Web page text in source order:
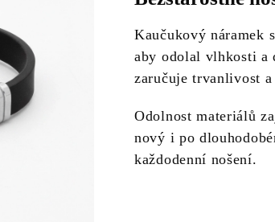
Kaučukový náramek
aby odolal vlhkosti
zaručuje trvanlivost
Odolnost materiálů
nový i po
každodenní nošení.